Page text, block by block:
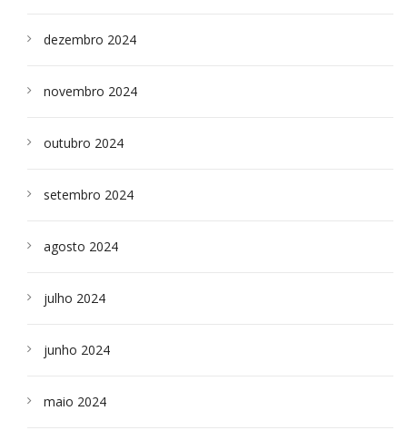
dezembro 2024
novembro 2024
outubro 2024
setembro 2024
agosto 2024
julho 2024
junho 2024
maio 2024